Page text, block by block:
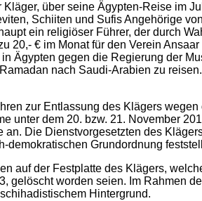
über seine Ägypten-Reise im
Schiiten und Sufis Angehörige
ein religiöser Führer, der durch
€ im Monat für den Verein
Ägypten gegen die Regierung der
nach Saudi-Arabien zu
zur Entlassung des Klägers
unter dem 20. bzw. 21. November
Die Dienstvorgesetzten des
demokratischen Grundordnung
auf der Festplatte des Klägers,
gelöscht worden seien. Im Rahmen
Hintergrund.